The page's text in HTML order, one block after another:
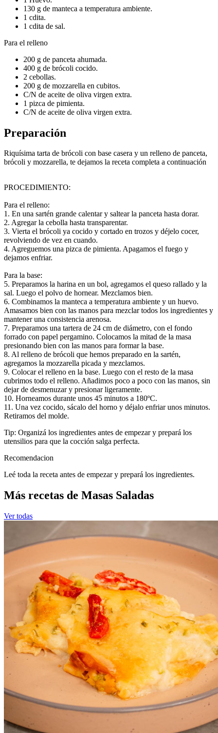
130 g de manteca a temperatura ambiente.
1 cdita.
1 cdita de sal.
Para el relleno
200 g de panceta ahumada.
400 g de brócoli cocido.
2 cebollas.
200 g de mozzarella en cubitos.
C/N de aceite de oliva virgen extra.
1 pizca de pimienta.
C/N de aceite de oliva virgen extra.
Preparación
Riquísima tarta de brócoli con base casera y un relleno de panceta,
brócoli y mozzarella, te dejamos la receta completa a continuación
PROCEDIMIENTO:
Para el relleno:
1. En una sartén grande calentar y saltear la panceta hasta dorar.
2. Agregar la cebolla hasta transparentar.
3. Vierta el brócoli ya cocido y cortado en trozos y déjelo cocer,
revolviendo de vez en cuando.
4. Agreguemos una pizca de pimienta. Apagamos el fuego y
dejamos enfriar.
Para la base:
5. Preparamos la harina en un bol, agregamos el queso rallado y la
sal. Luego el polvo de hornear. Mezclamos bien.
6. Combinamos la manteca a temperatura ambiente y un huevo.
Amasamos bien con las manos para mezclar todos los ingredientes y
mantener una consistencia arenosa.
7. Preparamos una tartera de 24 cm de diámetro, con el fondo
forrado con papel pergamino. Colocamos la mitad de la masa
presionando bien con las manos para formar la base.
8. Al relleno de brócoli que hemos preparado en la sartén,
agregamos la mozzarella picada y mezclamos.
9. Colocar el relleno en la base. Luego con el resto de la masa
cubrimos todo el relleno. Añadimos poco a poco con las manos, sin
dejar de desmenuzar y presionar ligeramente.
10. Horneamos durante unos 45 minutos a 180ºC.
11. Una vez cocido, sácalo del horno y déjalo enfriar unos minutos.
Retiramos del molde.
Tip: Organizá los ingredientes antes de empezar y prepará los
utensilios para que la cocción salga perfecta.
Recomendacion
Leé toda la receta antes de empezar y prepará los ingredientes.
Más recetas de Masas Saladas
Ver todas